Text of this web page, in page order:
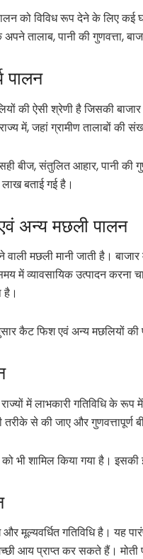
को विविध रूप देने के लिए
अपने तालाब, पानी की
पालन
की ऐसी श्रेणी है जिसकी
में, जहां ग्रामीण तालाबों की
बीज, संतुलित आहार, पानी
बताई गई है।
अन्य मछली पालन
मछली मानी जाती है।
में व्यावसायिक उत्पादन करना
है।
कैट फिश एवं अन्य मछलियों
में लाभकारी गतिविधि के रूप
तरीके से की जाए और
को भी शामिल किया गया है।
मूल्यवर्धित गतिविधि है। यह
आय प्राप्त कर सकते हैं। मोती